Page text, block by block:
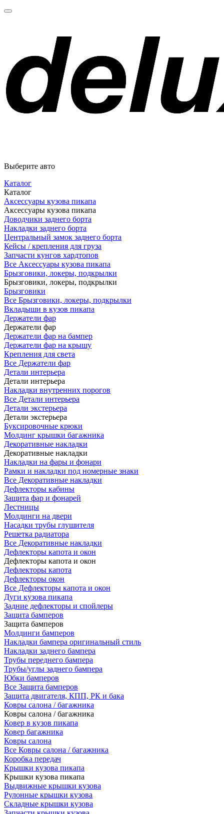
Выберите авто
Каталог
Каталог
Аксессуары кузова пикапа
Аксессуары кузова пикапа
Доводчики заднего борта
Накладки заднего борта
Центральный замок заднего борта
Кейсы / крепления для груза
Запчасти кунгов хардтопов
Все Аксессуары кузова пикапа
Брызговики, локеры, подкрылки
Брызговики, локеры, подкрылки
Брызговики
Все Брызговики, локеры, подкрылки
Вкладыши в кузов пикапа
Держатели фар
Держатели фар
Держатели фар на бампер
Держатели фар на крышу
Крепления для света
Все Держатели фар
Детали интерьера
Детали интерьера
Накладки внутренних порогов
Все Детали интерьера
Детали экстерьера
Детали экстерьера
Буксировочные крюки
Молдинг крышки багажника
Декоративные накладки
Декоративные накладки
Накладки на фары и фонари
Рамки и накладки под номерные знаки
Все Декоративные накладки
Дефлекторы кабины
Защита фар и фонарей
Лестницы
Молдинги на двери
Насадки трубы глушителя
Решетка радиатора
Все Декоративные накладки
Дефлекторы капота и окон
Дефлекторы капота и окон
Дефлекторы капота
Дефлекторы окон
Все Дефлекторы капота и окон
Дуги кузова пикапа
Задние дефлекторы и спойлеры
Защита бамперов
Защита бамперов
Молдинги бамперов
Накладки бампера оригинальный стиль
Накладки заднего бампера
Трубы переднего бампера
Трубы/углы заднего бампера
Юбки бамперов
Все Защита бамперов
Защита двигателя, КПП, РК и бака
Ковры салона / багажника
Ковры салона / багажника
Ковер в кузов пикапа
Ковер багажника
Ковры салона
Все Ковры салона / багажника
Коробка передач
Крышки кузова пикапа
Крышки кузова пикапа
Выдвижные крышки кузова
Рулонные крышки кузова
Складные крышки кузова